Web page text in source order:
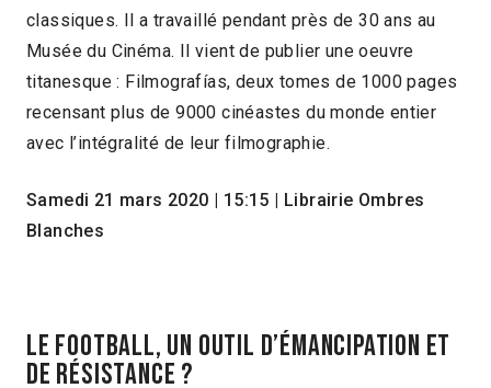
classiques. Il a travaillé pendant près de 30 ans au
Musée du Cinéma. Il vient de publier une oeuvre
titanesque : Filmografías, deux tomes de 1000 pages
recensant plus de 9000 cinéastes du monde entier
avec l’intégralité de leur filmographie.
Samedi 21 mars 2020 | 15:15 | Librairie Ombres
Blanches
Le football, un outil d’émancipation et
de résistance ?